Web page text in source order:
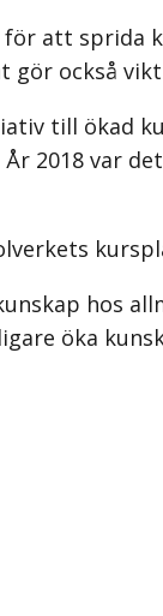
att sprida
gör också
till ökad
2018 var
hos
öka